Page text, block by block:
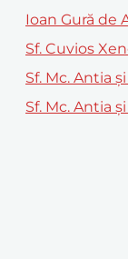
Ioan Gură de
Sf. Cuvios
Sf. Mc. Antia
Sf. Mc. Antia